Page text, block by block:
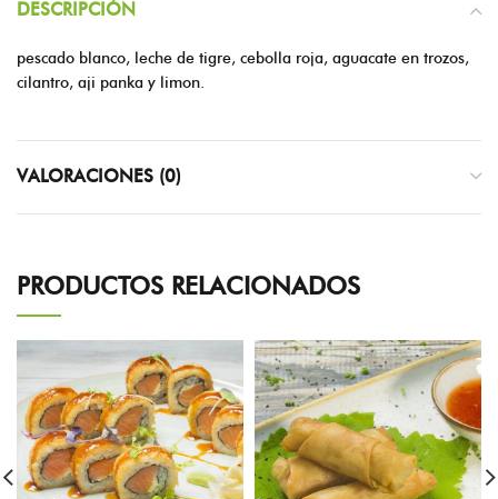
DESCRIPCIÓN
pescado blanco, leche de tigre, cebolla roja, aguacate en trozos,
cilantro, aji panka y limon.
VALORACIONES (0)
PRODUCTOS RELACIONADOS